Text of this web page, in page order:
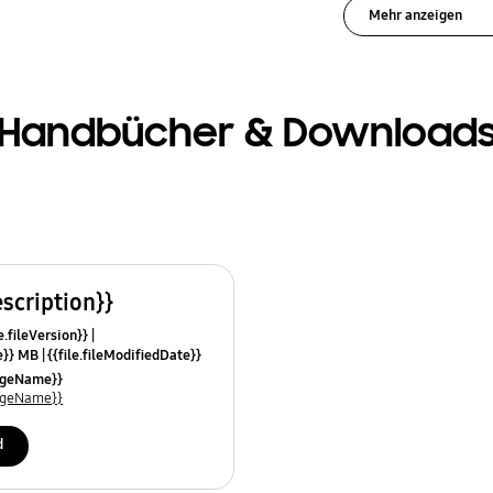
Mehr anzeigen
&
MB {{file.fileModifiedDate}}